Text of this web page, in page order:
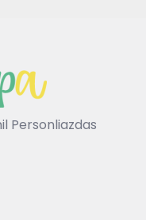
Personliazdas